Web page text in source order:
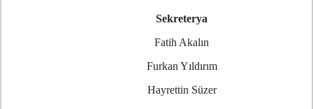
Sekreterya
Fatih Akalın
Furkan Yıldırım
Hayrettin Süzer